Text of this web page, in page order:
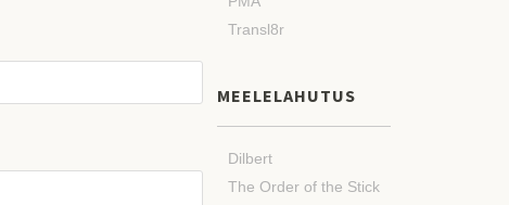
Transl8r
MEELELAHUTUS
Dilbert
The Order of the Stick